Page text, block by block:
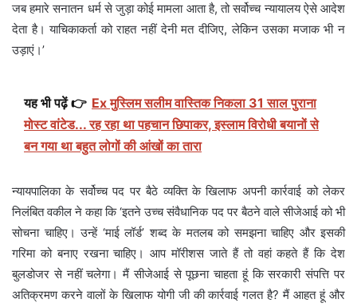
जब हमारे सनातन धर्म से जुड़ा कोई मामला आता है, तो सर्वोच्च न्यायालय ऐसे आदेश
देता है। याचिकाकर्ता को राहत नहीं देनी मत दीजिए, लेकिन उसका मजाक भी न
उड़ाएं।’
यह भी पढ़ें 👉 Ex मुस्लिम सलीम वास्तिक निकला 31 साल पुराना
मोस्ट वांटेड... रह रहा था पहचान छिपाकर, इस्लाम विरोधी बयानों से
बन गया था बहुत लोगों की आंखों का तारा
न्यायपालिका के सर्वोच्च पद पर बैठे व्यक्ति के खिलाफ अपनी कार्रवाई को लेकर
निलंबित वकील ने कहा कि ‘इतने उच्च संवैधानिक पद पर बैठने वाले सीजेआई को भी
सोचना चाहिए। उन्हें ‘माई लॉर्ड’ शब्द के मतलब को समझना चाहिए और इसकी
गरिमा को बनाए रखना चाहिए। आप मॉरीशस जाते हैं तो वहां कहते हैं कि देश
बुलडोजर से नहीं चलेगा। मैं सीजेआई से पूछना चाहता हूं कि सरकारी संपत्ति पर
अतिक्रमण करने वालों के खिलाफ योगी जी की कार्रवाई गलत है? मैं आहत हूं और